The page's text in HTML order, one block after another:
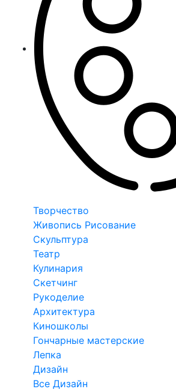
Творчество
Живопись Рисование
Скульптура
Театр
Кулинария
Скетчинг
Рукоделие
Архитектура
Киношколы
Гончарные мастерские
Лепка
Дизайн
Все Дизайн